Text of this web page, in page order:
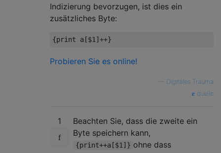
Indizierung bevorzugen, ist dies ein
zusätzliches Byte:
Probieren Sie es online!
Digitales Trauma
quelle
1
Beachten Sie, dass die zweite ein
Byte speichern kann,
{print++a[$1]} ohne dass